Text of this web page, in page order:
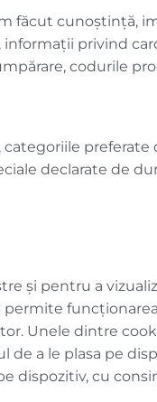
făcut cunoștință,
informații privind
codurile
declarate de
și pentru a
Unele dintre
a le plasa pe
dispozitiv, cu